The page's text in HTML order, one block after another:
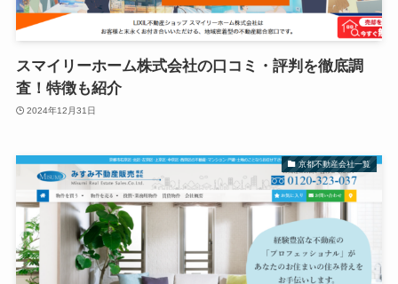
スマイリーホーム株式会社の口コミ・評判を徹底調
査！特徴も紹介
2024年12月31日
京都不動産会社一覧